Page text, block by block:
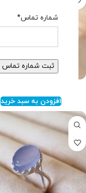
شماره تماس*
افزودن به سبد خرید